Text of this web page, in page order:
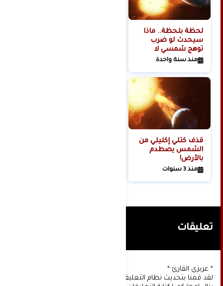
لحظة بلحظة.. ماذا
سيحدث لو ضرب
توهج شمسي لا
تتحمله البشرية
منذ سنة واحدة
قذف كتلي إكليلي من
الشمس يصطدم
بالأرض!
منذ 3 سنوات
تعليقات
* عزيزي القارئ *
لقد قمنا بتحديث نظام التعليقات على موقعنا، ونأمل أن